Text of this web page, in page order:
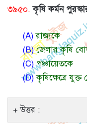
৩৯৫০. কৃষি কর্মন
(A)রাজ্যকে
(B)জেলার কৃষি
(C)পঞ্চায়েতকে
(D)কৃষিক্ষেত্রে
উত্তর :